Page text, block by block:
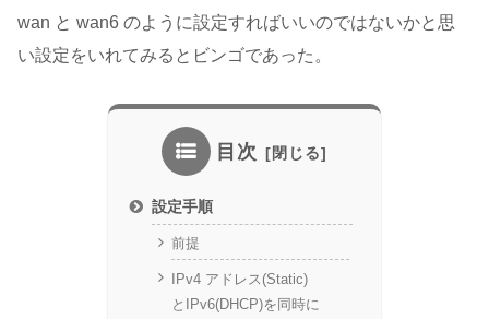
wan と wan6 のように設定すればいいのではないかと思
い設定をいれてみるとビンゴであった。
目次
設定手順
前提
IPv4 アドレス(Static)
とIPv6(DHCP)を同時に